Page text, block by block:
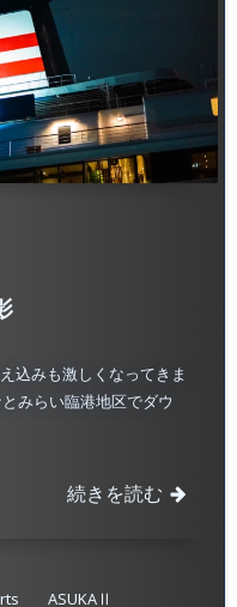
込みも激しくなってきま
みらい臨港地区でダウ
続きを読む
ASUKAⅡ